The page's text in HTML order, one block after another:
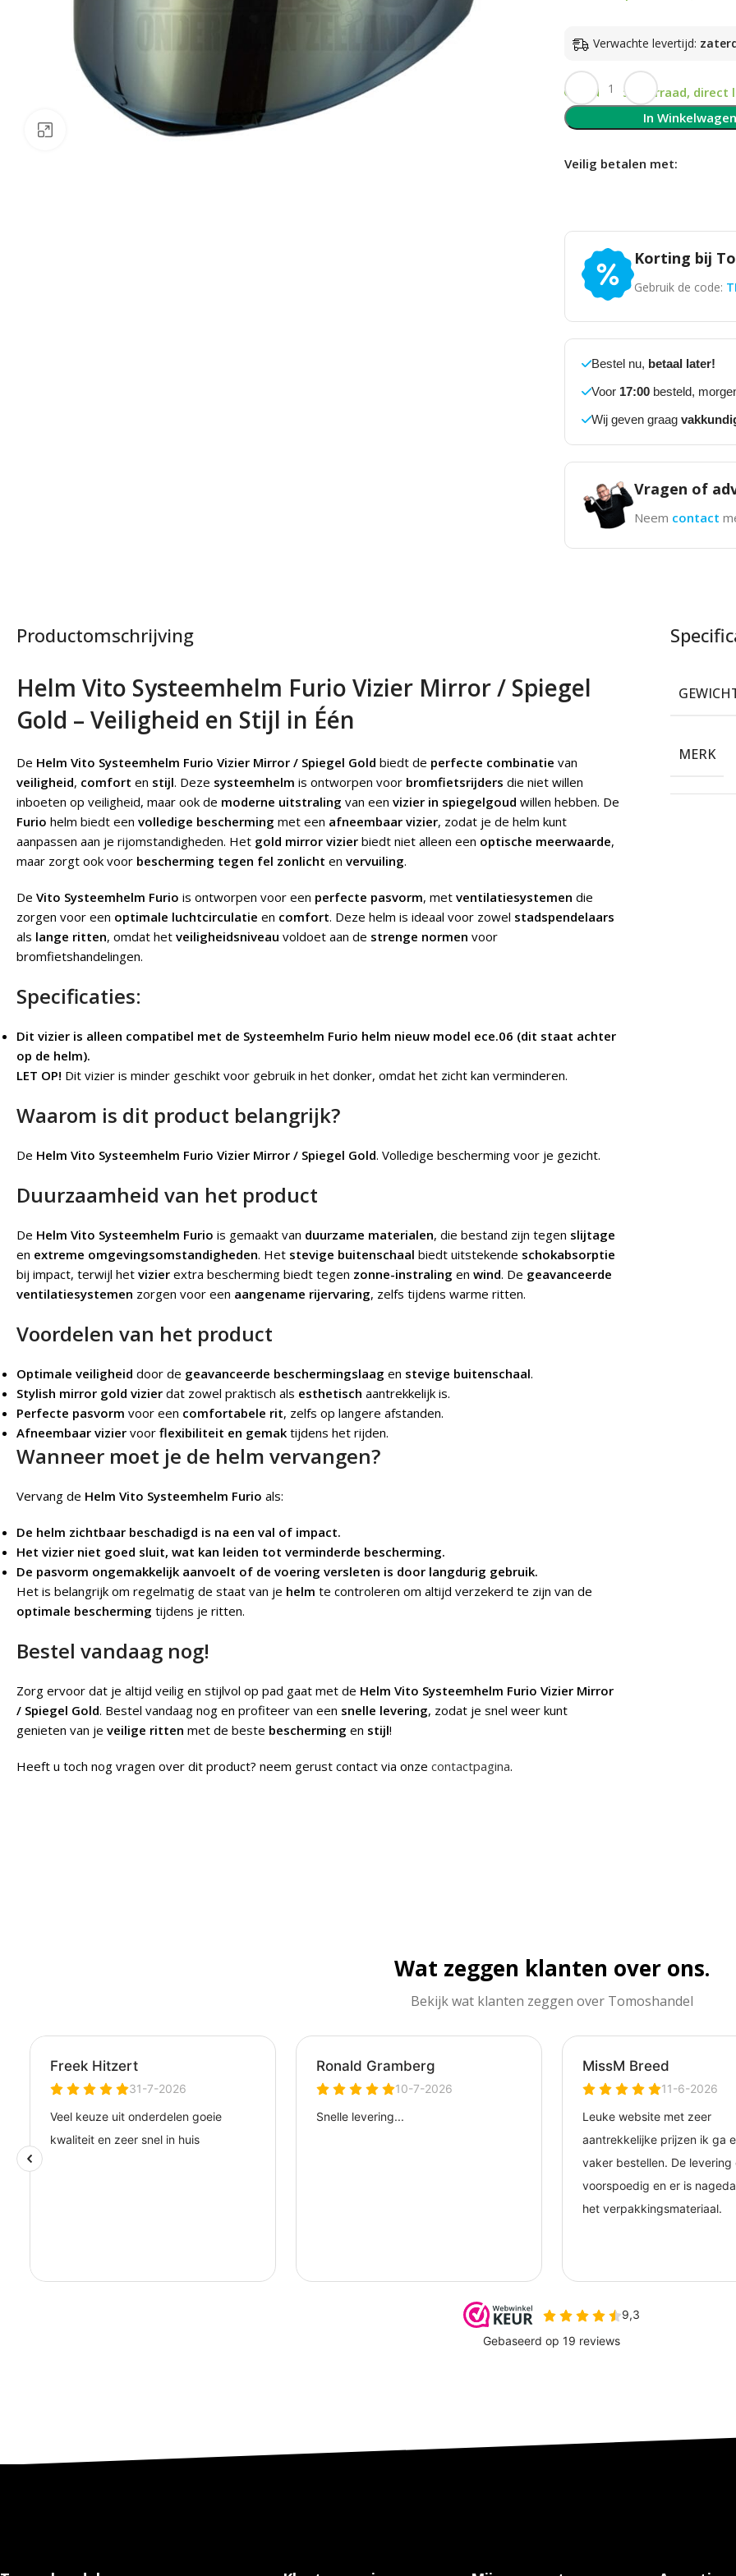
Klik om te vergroten
Verwachte levertijd:
Op voorraad, direct
In Winkelwagen
Veilig betalen met:
Korting bij
Gebruik de code:
Bestel nu, betaal later!
Voor 17:00besteld,
Wij geven graag
Vragen of
Neem contact
Productomschrijving
Helm Vito Systeemhelm Furio Vizier Mirror / Spiegel
Gold – Veiligheid en Stijl in Één
De Helm Vito Systeemhelm Furio Vizier Mirror / Spiegel Gold biedt de perfecte combinatie van
veiligheid, comfort en stijl. Deze systeemhelm is ontworpen voor bromfietsrijders die niet willen
inboeten op veiligheid, maar ook de moderne uitstraling van een vizier in spiegelgoud willen hebben. De
Furio helm biedt een volledige bescherming met een afneembaar vizier, zodat je de helm kunt
aanpassen aan je rijomstandigheden. Het gold mirror vizier biedt niet alleen een optische meerwaarde,
maar zorgt ook voor bescherming tegen fel zonlicht en vervuiling.
De Vito Systeemhelm Furio is ontworpen voor een perfecte pasvorm, met ventilatiesystemen die
zorgen voor een optimale luchtcirculatie en comfort. Deze helm is ideaal voor zowel stadspendelaars
als lange ritten, omdat het veiligheidsniveau voldoet aan de strenge normen voor
bromfietshandelingen.
Specificaties:
Dit vizier is alleen compatibel met de Systeemhelm Furio helm nieuw model ece.06 (dit staat achter
op de helm).
LET OP! Dit vizier is minder geschikt voor gebruik in het donker, omdat het zicht kan verminderen.
Waarom is dit product belangrijk?
De Helm Vito Systeemhelm Furio Vizier Mirror / Spiegel Gold. Volledige bescherming voor je gezicht.
Duurzaamheid van het product
De Helm Vito Systeemhelm Furio is gemaakt van duurzame materialen, die bestand zijn tegen slijtage
en extreme omgevingsomstandigheden. Het stevige buitenschaal biedt uitstekende schokabsorptie
bij impact, terwijl het vizier extra bescherming biedt tegen zonne-instraling en wind. De geavanceerde
ventilatiesystemen zorgen voor een aangename rijervaring, zelfs tijdens warme ritten.
Voordelen van het product
Optimale veiligheid door de geavanceerde beschermingslaag en stevige buitenschaal.
Stylish mirror gold vizier dat zowel praktisch als esthetisch aantrekkelijk is.
Perfecte pasvorm voor een comfortabele rit, zelfs op langere afstanden.
Afneembaar vizier voor flexibiliteit en gemak tijdens het rijden.
Wanneer moet je de helm vervangen?
Vervang de Helm Vito Systeemhelm Furio als:
De helm zichtbaar beschadigd is na een val of impact.
Het vizier niet goed sluit, wat kan leiden tot verminderde bescherming.
De pasvorm ongemakkelijk aanvoelt of de voering versleten is door langdurig gebruik.
Het is belangrijk om regelmatig de staat van je helm te controleren om altijd verzekerd te zijn van de
optimale bescherming tijdens je ritten.
Bestel vandaag nog!
Zorg ervoor dat je altijd veilig en stijlvol op pad gaat met de Helm Vito Systeemhelm Furio Vizier Mirror
/ Spiegel Gold. Bestel vandaag nog en profiteer van een snelle levering, zodat je snel weer kunt
genieten van je veilige ritten met de beste bescherming en stijl!
Heeft u toch nog vragen over dit product? neem gerust contact via onze contactpagina.
MERK
Wat zeggen klanten over ons.
Bekijk wat klanten zeggen over Tomoshandel